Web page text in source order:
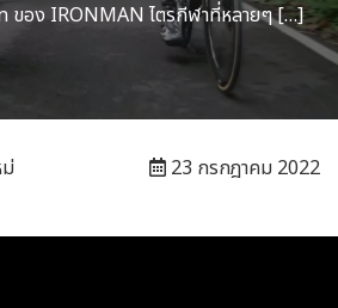
ของ IRONMAN ไตรกีฬาที่หลายๆ […]
23 กรกฎาคม 2022